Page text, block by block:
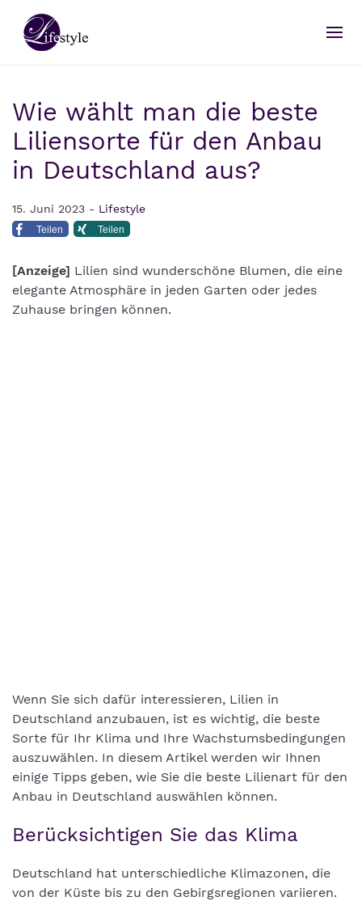
Wie wählt man die beste
Liliensorte für den Anbau
in Deutschland aus?
15. Juni 2023 - Lifestyle
Teilen Teilen
[Anzeige] Lilien sind wunderschöne Blumen, die eine
elegante Atmosphäre in jeden Garten oder jedes
Zuhause bringen können.
Wenn Sie sich dafür interessieren, Lilien in
Deutschland anzubauen, ist es wichtig, die beste
Sorte für Ihr Klima und Ihre Wachstumsbedingungen
auszuwählen. In diesem Artikel werden wir Ihnen
einige Tipps geben, wie Sie die beste Lilienart für den
Anbau in Deutschland auswählen können.
Berücksichtigen Sie das Klima
Deutschland hat unterschiedliche Klimazonen, die
von der Küste bis zu den Gebirgsregionen variieren.